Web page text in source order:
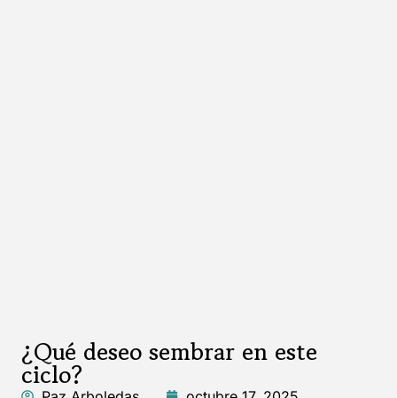
¿Qué deseo sembrar en este
ciclo?